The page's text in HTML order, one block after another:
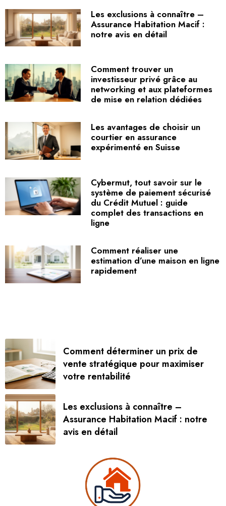
Les exclusions à connaître –
Assurance Habitation Macif :
notre avis en détail
Comment trouver un
investisseur privé grâce au
networking et aux plateformes
de mise en relation dédiées
Les avantages de choisir un
courtier en assurance
expérimenté en Suisse
Cybermut, tout savoir sur le
système de paiement sécurisé
du Crédit Mutuel : guide
complet des transactions en
ligne
Comment réaliser une
estimation d’une maison en ligne
rapidement
Comment déterminer un prix de
vente stratégique pour maximiser
votre rentabilité
Les exclusions à connaître –
Assurance Habitation Macif : notre
avis en détail